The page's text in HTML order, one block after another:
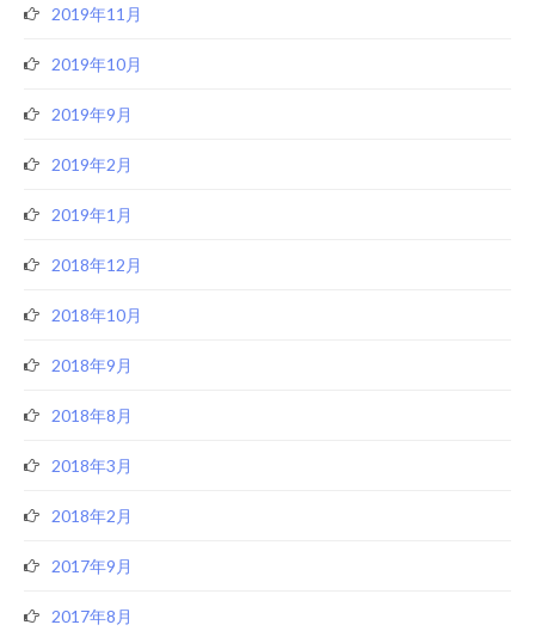
2019年11月
2019年10月
2019年9月
2019年2月
2019年1月
2018年12月
2018年10月
2018年9月
2018年8月
2018年3月
2018年2月
2017年9月
2017年8月